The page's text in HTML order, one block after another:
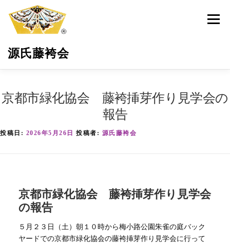
ッ
源氏藤袴会
メニュ
京都市緑化協会 藤袴挿芽作り見学会の
報告
投稿日: 2026年5月26日 投稿者: 源氏藤袴会
京都市緑化協会 藤袴挿芽作り見学会
の報告
５月２３日（土）朝１０時から梅小路公園朱雀の庭バック
ヤードでの京都市緑化協会の藤袴挿芽作り見学会に行って